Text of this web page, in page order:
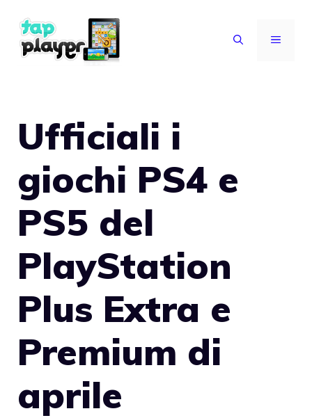
contenuto
MENU
Ufficiali i
giochi PS4 e
PS5 del
PlayStation
Plus Extra e
Premium di
aprile